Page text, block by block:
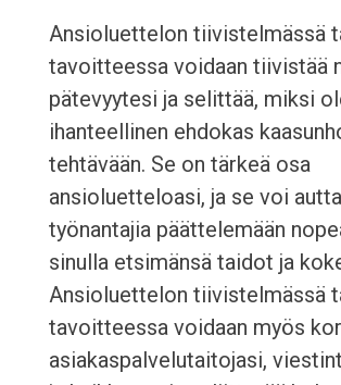
Ansioluettelon tiivistelmässä
tavoitteessa voidaan tiivistää
pätevyytesi ja selittää, miksi
ihanteellinen ehdokas
tehtävään. Se on tärkeä osa
ansioluetteloasi, ja se voi
työnantajia päättelemään
sinulla etsimänsä taidot ja
Ansioluettelon tiivistelmässä
tavoitteessa voidaan myös
asiakaspalvelutaitojasi,